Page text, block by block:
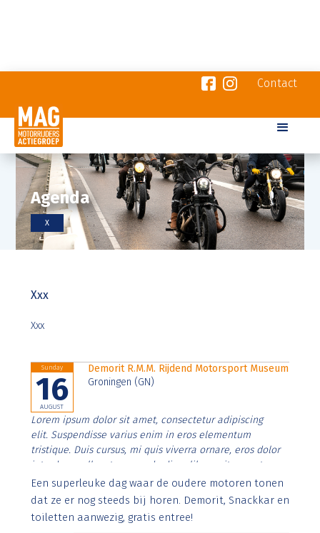
Contact
Agenda
X
Xxx
Xxx
Sunday
16
AUGUST
Demorit R.M.M. Rijdend Motorsport Museum
Groningen (GN)
Lorem ipsum dolor sit amet, consectetur adipiscing
elit. Suspendisse varius enim in eros elementum
tristique. Duis cursus, mi quis viverra ornare, eros dolor
interdum nulla, ut commodo diam libero vitae erat.
Aenean faucibus nibh et justo cursus id rutrum lorem
imperdiet. Nunc ut sem vitae risus tristique posuere.
Een superleuke dag waar de oudere motoren tonen
dat ze er nog steeds bij horen. Demorit, Snackkar en
toiletten aanwezig, gratis entree!